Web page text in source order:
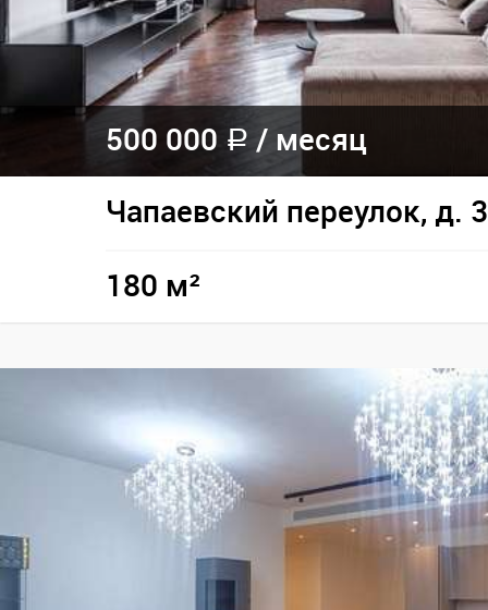
500 000 a / месяц
Чапаевский переулок, д. 3
180 м²